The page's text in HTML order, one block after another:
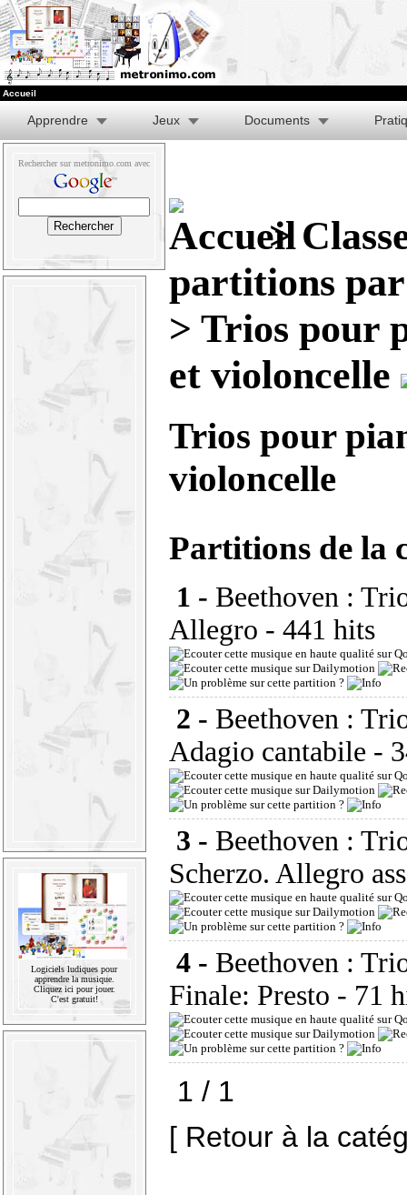
Accueil
Apprendre Jeux Documents
Rechercher sur metronimo.com avec
Logiciels ludiques pour
apprendre la musique.
Cliquez ici pour jouer.
C'est gratuit!
>
partitions
> Trios pour
et violoncelle
Trios pour
violoncelle
Partitions de la
1 - Beethoven :
Allegro - 441 hits
2 - Beethoven :
Adagio cantabile -
3 - Beethoven :
Scherzo. Allegro
4 - Beethoven :
Finale: Presto - 71
1 / 1
[ Retour à la